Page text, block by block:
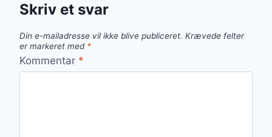
Skriv et svar
Din e-mailadresse vil ikke blive publiceret. Krævede felter
er markeret med *
Kommentar *